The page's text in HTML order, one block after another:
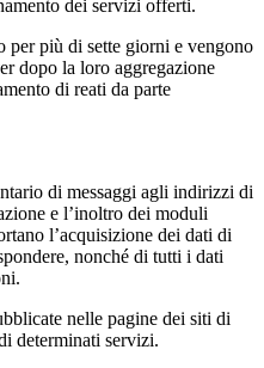
dei servizi offerti.
per più di sette giorni e vengono
dopo la loro aggregazione
di reati da parte
di messaggi agli indirizzi di
e l’inoltro dei moduli
l’acquisizione dei dati di
nonché di tutti i dati
nelle pagine dei siti di
determinati servizi.